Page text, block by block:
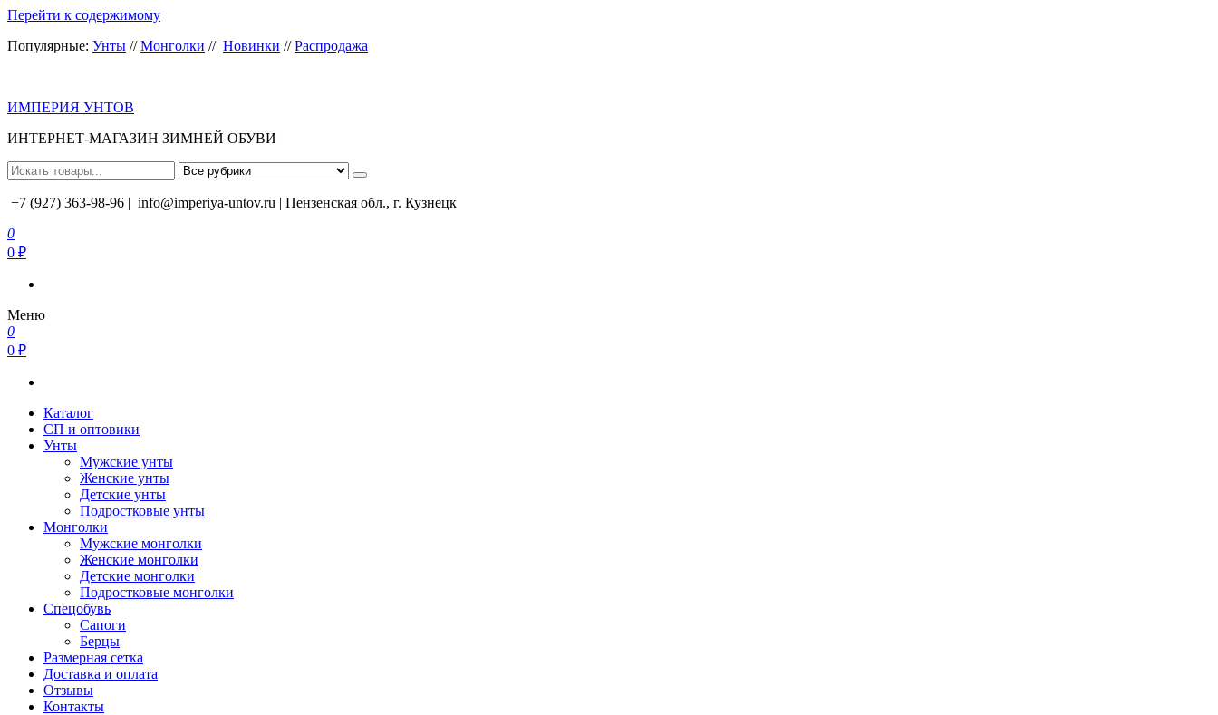
Перейти к содержимому
Популярные: Унты //Монголки // Новинки //Распродажа
ИМПЕРИЯ УНТОВ
ИНТЕРНЕТ-МАГАЗИН ЗИМНЕЙ ОБУВИ
+7 (927) 363-98-96 | info@imperiya-untov.ru | Пензенская обл., г. Кузнецк
0
0 ₽
Меню
0
0 ₽
Каталог
СП и оптовики
Унты
Мужские унты
Женские унты
Детские унты
Подростковые унты
Монголки
Мужские монголки
Женские монголки
Детские монголки
Подростковые монголки
Спецобувь
Сапоги
Берцы
Размерная сетка
Доставка и оплата
Отзывы
Контакты